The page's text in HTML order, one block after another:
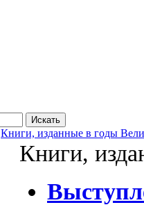
Искать
Книги, изданные в годы
Книги,